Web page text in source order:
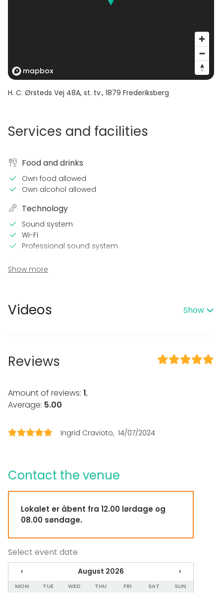
H. C. Ørsteds Vej 48A, st. tv., 1879 Frederiksberg
Services and facilities
Food and drinks
Own food allowed
Own alcohol allowed
Technology
Sound system
Wi-Fi
Professional sound system
In the venue
Equipment
Event types
Dinner / Lunch
Meeting
Fair / Exhibition
Christmas Party
Family Celebration
Venue type
Banquet hall
Multi-purpose event space
Meeting room
Private dining room
Classroom
House
Show more
Videos Show
Reviews
Amount of reviews: 1,
Average: 5.00
Ingrid Cravioto 14/07/2024
Contact the venue
Lokalet er åbent fra 12.00 lørdage og
08.00 søndage.
Select event date
‹ August 2026 ›
MON TUE WED THU FRI SAT SUN